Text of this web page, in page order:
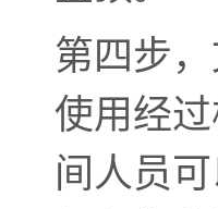
第四步
使用经
间人员